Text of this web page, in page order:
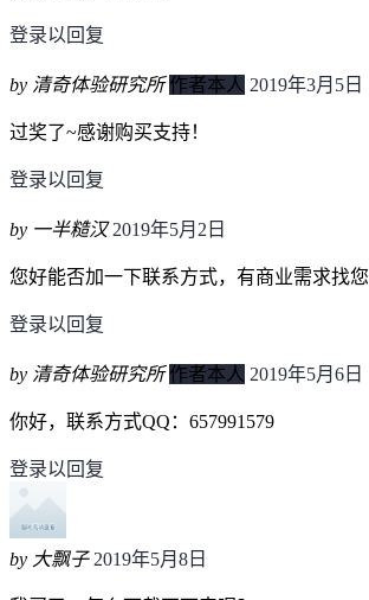
登录以回复
by 清奇体验研究所 作者本人 2019年3月5日
过奖了~感谢购买支持！
登录以回复
by 一半糙汉 2019年5月2日
您好能否加一下联系方式，有商业需求找您
登录以回复
by 清奇体验研究所 作者本人 2019年5月6日
你好，联系方式QQ：657991579
登录以回复
by 大飘子 2019年5月8日